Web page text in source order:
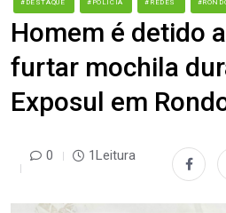
#DESTAQUE #POLÍCIA #REDES
Homem é detido
furtar mochila
Exposul em
0 1Leitura